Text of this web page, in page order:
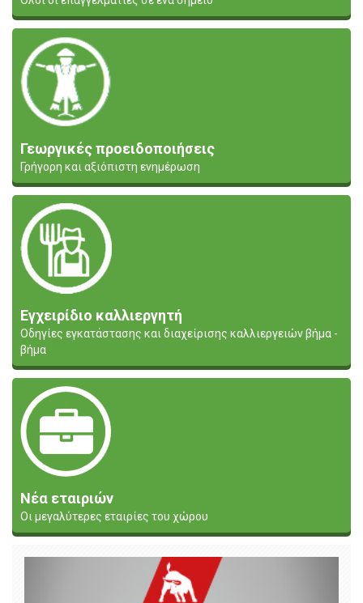
Γεωργικές προειδοποιήσεις
Γρήγορη και αξιόπιστη ενημέρωση
Εγχειρίδιο καλλιεργητή
Οδηγίες εγκατάστασης και διαχείρισης καλλιεργειών βήμα -
βήμα
Νέα εταιριών
Οι μεγαλύτερες εταιρίες του χώρου